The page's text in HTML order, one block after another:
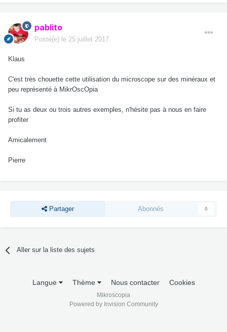
pablito
Posté(e) le 25 juillet 2017
Klaus
C'est très chouette cette utilisation du microscope sur des minéraux et
peu représenté à MikrOscOpia
Si tu as deux ou trois autres exemples, n'hésite pas à nous en faire
profiter
Amicalement
Pierre
Partager Abonnés 0
Aller sur la liste des sujets
Langue Thème Nous contacter Cookies
Mikroscopia
Powered by Invision Community